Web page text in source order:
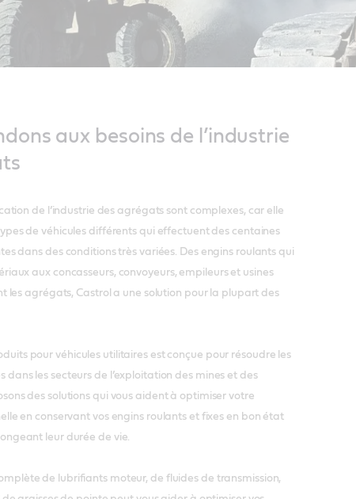
aux besoins de l’industrie
de l’industrie des agrégats sont complexes, car elle
de véhicules différents qui effectuent des centaines
dans des conditions très variées. Des engins roulants qui
aux concasseurs, convoyeurs, empileurs et usines
les agrégats, Castrol a une solution pour la plupart des
pour véhicules utilitaires est conçue pour résoudre les
dans les secteurs de l’exploitation des mines et des
des solutions qui vous aident à optimiser votre
en conservant vos engins roulants et fixes en bon état
leur durée de vie.
de lubrifiants moteur, de fluides de transmission,